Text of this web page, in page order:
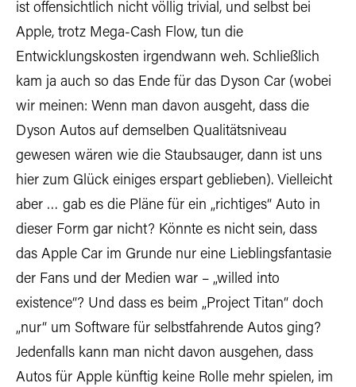
ist offensichtlich nicht völlig trivial, und selbst bei
Apple, trotz Mega-Cash Flow, tun die
Entwicklungskosten irgendwann weh. Schließlich
kam ja auch so das Ende für das Dyson Car (wobei
wir meinen: Wenn man davon ausgeht, dass die
Dyson Autos auf demselben Qualitätsniveau
gewesen wären wie die Staubsauger, dann ist uns
hier zum Glück einiges erspart geblieben). Vielleicht
aber … gab es die Pläne für ein „richtiges“ Auto in
dieser Form gar nicht? Könnte es nicht sein, dass
das Apple Car im Grunde nur eine Lieblingsfantasie
der Fans und der Medien war – „willed into
existence“? Und dass es beim „Project Titan“ doch
„nur“ um Software für selbstfahrende Autos ging?
Jedenfalls kann man nicht davon ausgehen, dass
Autos für Apple künftig keine Rolle mehr spielen, im